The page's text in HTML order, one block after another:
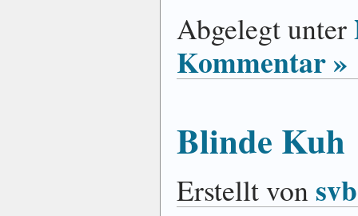
Abgelegt unter
Kommentar »
Blinde Kuh
Erstellt vonsvb